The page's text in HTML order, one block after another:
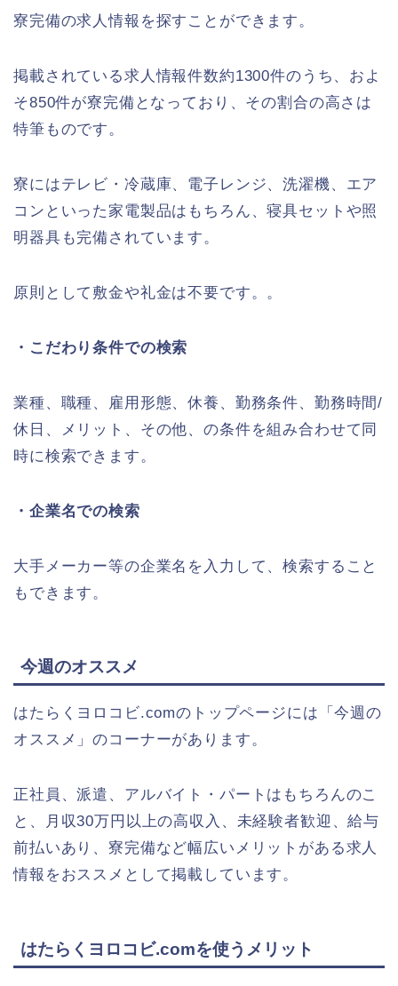
寮完備の求人情報を探すことができます。
掲載されている求人情報件数約1300件のうち、およ
そ850件が寮完備となっており、その割合の高さは
特筆ものです。
寮にはテレビ・冷蔵庫、電子レンジ、洗濯機、エア
コンといった家電製品はもちろん、寝具セットや照
明器具も完備されています。
原則として敷金や礼金は不要です。。
・こだわり条件での検索
業種、職種、雇用形態、休養、勤務条件、勤務時間/
休日、メリット、その他、の条件を組み合わせて同
時に検索できます。
・企業名での検索
大手メーカー等の企業名を入力して、検索すること
もできます。
今週のオススメ
はたらくヨロコビ.comのトップページには「今週の
オススメ」のコーナーがあります。
正社員、派遣、アルバイト・パートはもちろんのこ
と、月収30万円以上の高収入、未経験者歓迎、給与
前払いあり、寮完備など幅広いメリットがある求人
情報をおススメとして掲載しています。
はたらくヨロコビ.comを使うメリット